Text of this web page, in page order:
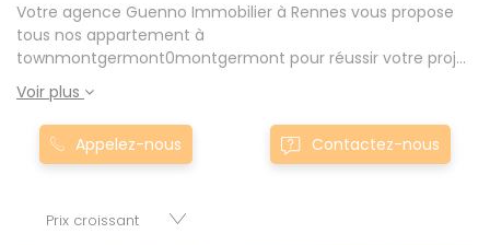
Votre agence Guenno Immobilier à Rennes vous propose
tous nos appartement à
townmontgermont0montgermont pour réussir votre projet
immobilier d' achat. Consultez l'ensemble de nos offres à
Rennes mais également aux alentours : Le Rheu, Pacé,
Montgermont... Nos appartement T1 à
townmontgermont0montgermont sont proposés au
votre disposition parkings, cessions de baux, fonds de
Voir plus
Appelez-nous Contactez-nous